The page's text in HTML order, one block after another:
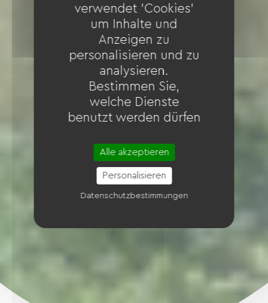
verwendet 'Cookies'
um Inhalte und
Anzeigen zu
personalisieren und zu
analysieren.
Bestimmen Sie,
welche Dienste
benutzt werden dürfen
Alle akzeptieren
Personalisieren
Datenschutzbestimmungen